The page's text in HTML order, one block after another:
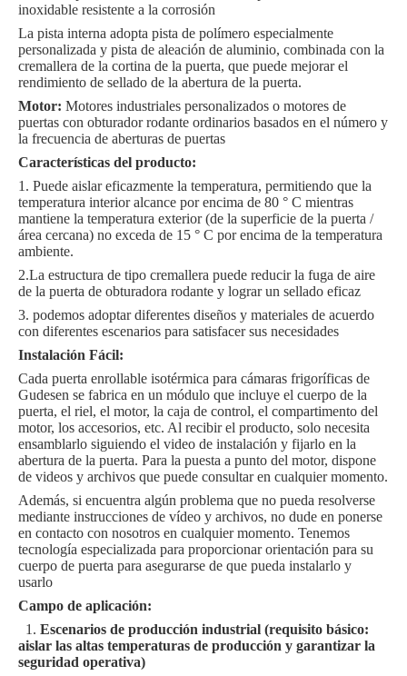
inoxidable resistente a la corrosión
La pista interna adopta pista de polímero especialmente
personalizada y pista de aleación de aluminio, combinada con la
cremallera de la cortina de la puerta, que puede mejorar el
rendimiento de sellado de la abertura de la puerta.
Motor: Motores industriales personalizados o motores de
puertas con obturador rodante ordinarios basados en el número y
la frecuencia de aberturas de puertas
Características del producto:
1. Puede aislar eficazmente la temperatura, permitiendo que la
temperatura interior alcance por encima de 80 ° C mientras
mantiene la temperatura exterior (de la superficie de la puerta /
área cercana) no exceda de 15 ° C por encima de la temperatura
ambiente.
2.La estructura de tipo cremallera puede reducir la fuga de aire
de la puerta de obturadora rodante y lograr un sellado eficaz
3. podemos adoptar diferentes diseños y materiales de acuerdo
con diferentes escenarios para satisfacer sus necesidades
Instalación Fácil:
Cada puerta enrollable isotérmica para cámaras frigoríficas de
Gudesen se fabrica en un módulo que incluye el cuerpo de la
puerta, el riel, el motor, la caja de control, el compartimento del
motor, los accesorios, etc. Al recibir el producto, solo necesita
ensamblarlo siguiendo el video de instalación y fijarlo en la
abertura de la puerta. Para la puesta a punto del motor, dispone
de videos y archivos que puede consultar en cualquier momento.
Además, si encuentra algún problema que no pueda resolverse
mediante instrucciones de vídeo y archivos, no dude en ponerse
en contacto con nosotros en cualquier momento. Tenemos
tecnología especializada para proporcionar orientación para su
cuerpo de puerta para asegurarse de que pueda instalarlo y
usarlo
Campo de aplicación:
1. Escenarios de producción industrial (requisito básico:
aislar las altas temperaturas de producción y garantizar la
seguridad operativa)